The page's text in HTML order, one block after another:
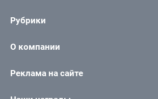
Рубрики
О компании
Реклама на сайте